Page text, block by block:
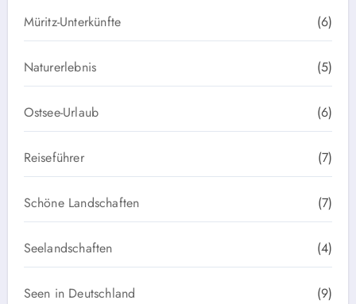
Müritz-Unterkünfte (6)
Naturerlebnis (5)
Ostsee-Urlaub (6)
Reiseführer (7)
Schöne Landschaften (7)
Seelandschaften (4)
Seen in Deutschland (9)